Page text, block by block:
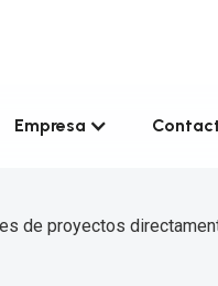
Empresa
de proyectos